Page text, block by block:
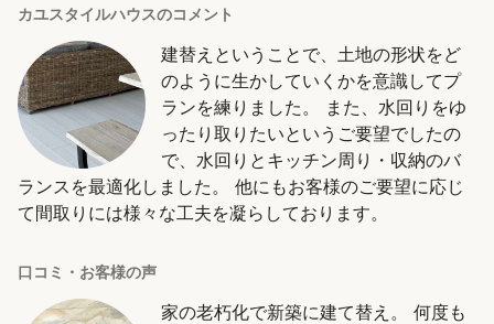
カユスタイルハウスのコメント
建替えということで、土地の形状をど
のように生かしていくかを意識してプ
ランを練りました。 また、水回りをゆ
ったり取りたいというご要望でしたの
で、水回りとキッチン周り・収納のバ
ランスを最適化しました。 他にもお客様のご要望に応じ
て間取りには様々な工夫を凝らしております。
口コミ・お客様の声
家の老朽化で新築に建て替え。 何度も